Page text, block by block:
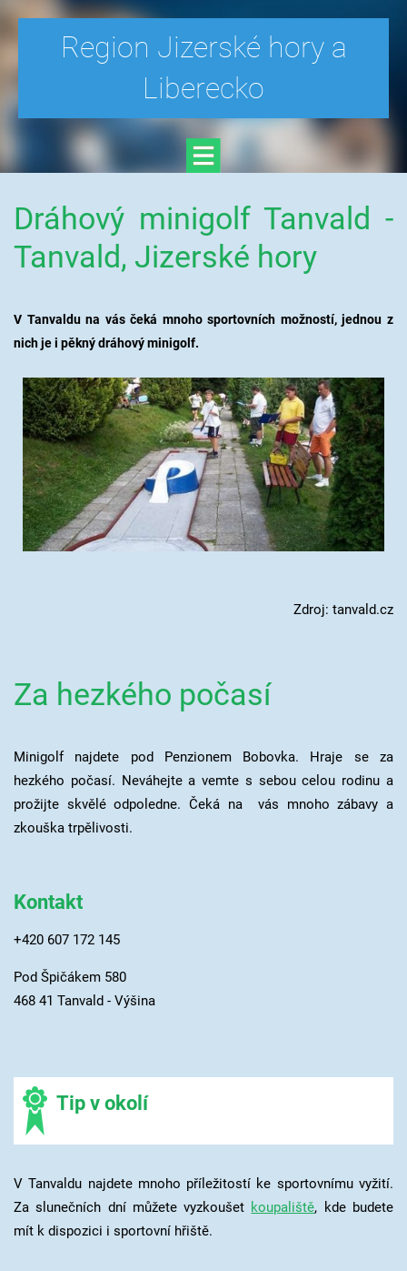
Region Jizerské hory a
Liberecko
Dráhový minigolf Tanvald -
Tanvald, Jizerské hory
V Tanvaldu na vás čeká mnoho sportovních možností, jednou z
nich je i pěkný dráhový minigolf.
Zdroj: tanvald.cz
Za hezkého počasí
Minigolf najdete pod Penzionem Bobovka. Hraje se za
hezkého počasí. Neváhejte a vemte s sebou celou rodinu a
prožijte skvělé odpoledne. Čeká na vás mnoho zábavy a
zkouška trpělivosti.
Kontakt
+420 607 172 145
Pod Špičákem 580
468 41 Tanvald - Výšina
Tip v okolí
V Tanvaldu najdete mnoho příležitostí ke sportovnímu vyžití.
Za slunečních dní můžete vyzkoušet koupaliště, kde budete
mít k dispozici i sportovní hřiště.